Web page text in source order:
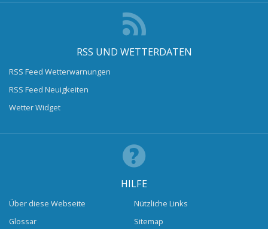
RSS UND WETTERDATEN
RSS Feed Wetterwarnungen
RSS Feed Neuigkeiten
Wetter Widget
HILFE
Über diese Webseite
Glossar
Nützliche Links
Sitemap